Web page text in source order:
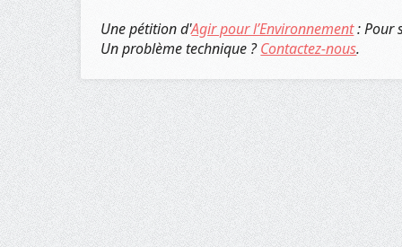
Une pétition d'Agir pour l’Environnement: Pour
Un problème technique ?Contactez-nous.